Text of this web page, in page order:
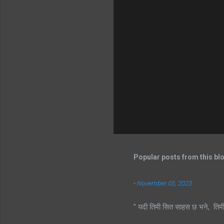
Popular posts from this
-November 05, 2023
" यदी तिमी सित साहस छ भने,